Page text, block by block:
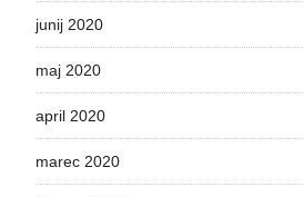
junij 2020
maj 2020
april 2020
marec 2020